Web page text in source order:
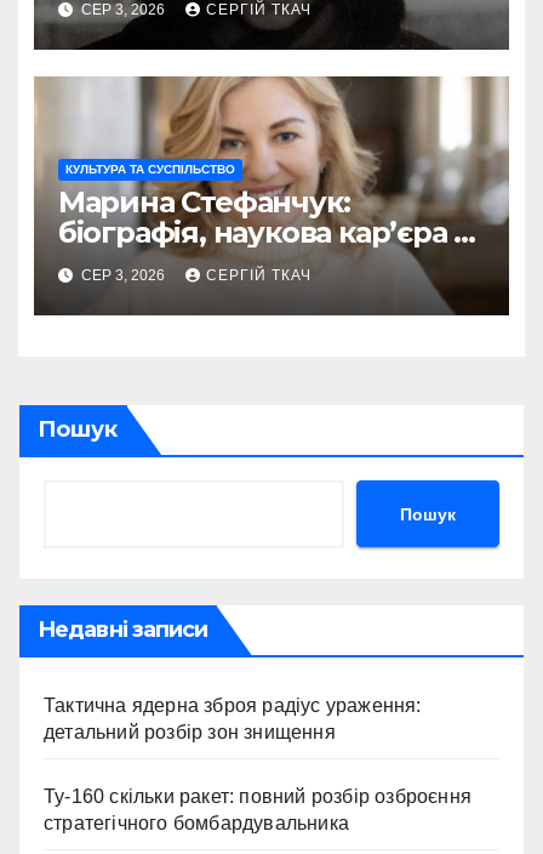
СЕР 3, 2026 СЕРГІЙ ТКАЧ
КУЛЬТУРА ТА СУСПІЛЬСТВО
Марина Стефанчук:
біографія, наукова кар’єра та
сім’я
СЕР 3, 2026 СЕРГІЙ ТКАЧ
Пошук
Пошук
Недавні записи
Тактична ядерна зброя радіус ураження:
детальний розбір зон знищення
Ту-160 скільки ракет: повний розбір озброєння
стратегічного бомбардувальника